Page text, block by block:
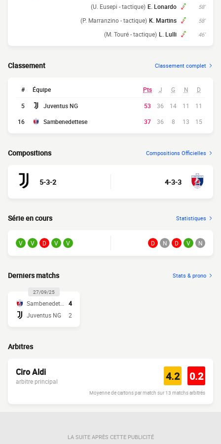
58'
E. Lonardo
(U. Eusepi - tactique)
58'
K. Martins
(P. Marranzino - tactique)
46'
L. Lulli
(M. Touré - tactique)
Classement Classement complet
# Équipe Pts J G N D
5 Juventus NG 53 36 14 11
11
16
Sambenedettese 37 36 8 13 15
Compositions Compositions Officielles
5-3-2 4-3-3
Série en cours Statistiques
V V D V V D N D V N
Derniers matchs Stats & prono
27/09/25
4
Juventus NG
2
Arbitres
Ciro Aldi
arbitre principal 4.2 0.2
Moyenne de cartons par match sur 13 matchs arbitrés
LA SUITE APRÈS CETTE PUBLICITÉ